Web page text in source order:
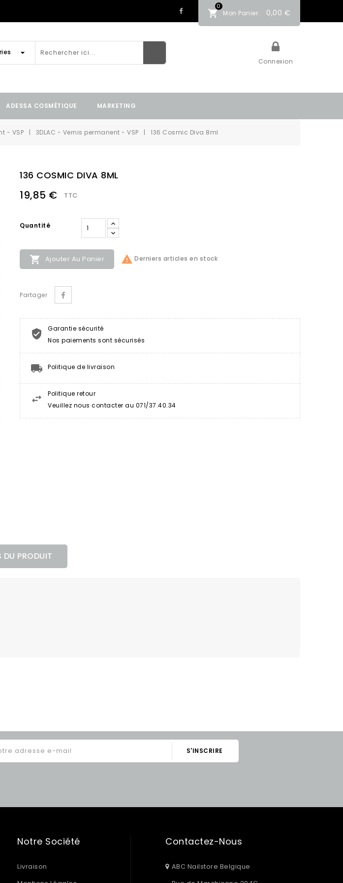
0
Mon Panier: 0,00 €
arrow_drop_down
Connexion
ADESSA COSMÉTIQUE MARKETING
- VSP 3DLAC - Vernis permanent - VSP 136 Cosmic Diva 8ml
136 COSMIC DIVA 8ML
19,85 € TTC
Quantité
 Ajouter Au Panier  Derniers articles en stock
Partager
Garantie sécurité
Nos paiements sont sécurisés
Politique de livraison
Politique retour
Veuillez nous contacter au 071/37.40.34
DU PRODUIT
Notre Société
Livraison
Contactez-Nous
ABC Nailstore Belgique